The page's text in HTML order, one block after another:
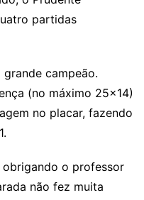
partidas
campeão.
(no máximo 25×14)
no placar, fazendo
o professor
não fez muita